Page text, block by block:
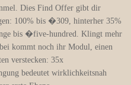
Dies Find Offer gibt dir
100% bis �309, hinterher 35%
bis �five-hundred. Klingt mehr
kommt noch ihr Modul, einen
verstecken: 35x
bedeutet wirklichkeitsnah